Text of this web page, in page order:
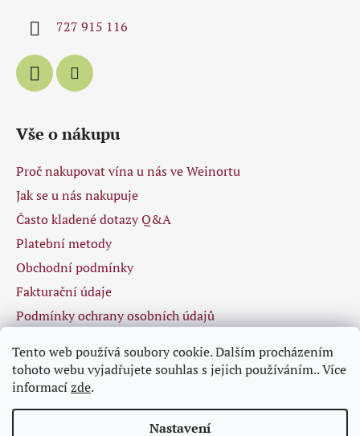
Tento web používá soubory cookie. Dalším procházením
tohoto webu vyjadřujete souhlas s jejich používáním.. Více
informacízde.
Nastavení
727 915 116
Vše o nákupu
Proč nakupovat vína u nás ve Weinortu
Jak se u nás nakupuje
Často kladené dotazy Q&A
Platební metody
Obchodní podmínky
Fakturační údaje
Podmínky ochrany osobních údajů
Facebook